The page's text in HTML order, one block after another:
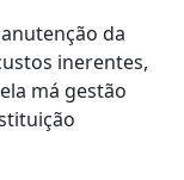
da
inerentes,
má gestão